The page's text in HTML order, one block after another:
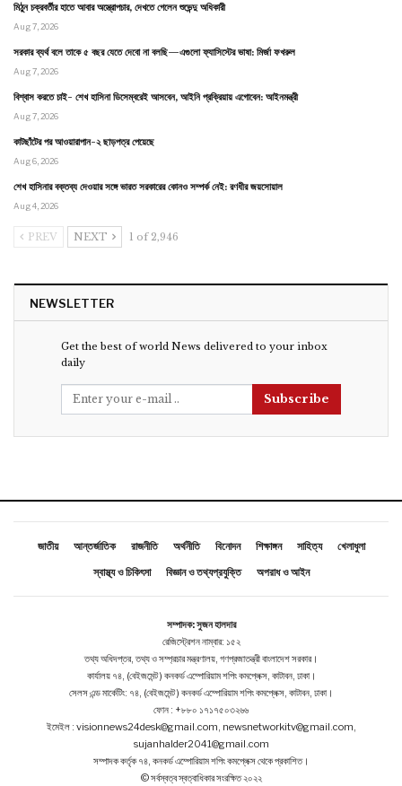
মিঠুন চক্রবর্তীর হাতে আবার অস্ত্রোপচার, দেখতে গেলেন শুভেন্দু অধিকারী
Aug 7, 2026
সরকার ব্যর্থ বলে তাকে ৫ বছর যেতে দেবো না বলছি—এগুলো ফ্যাসিস্টের ভাষা: মির্জা ফখরুল
Aug 7, 2026
বিশ্বাস করতে চাই- শেখ হাসিনা ডিসেম্বরেই আসবেন, আইনি প্রক্রিয়ায় এগোবেন: আইনমন্ত্রী
Aug 7, 2026
কাটছাঁটের পর আওয়ারাপান-২ ছাড়পত্র পেয়েছে
Aug 6, 2026
শেখ হাসিনার বক্তব্য দেওয়ার সঙ্গে ভারত সরকারের কোনও সম্পর্ক নেই: রণধীর জয়সোয়াল
Aug 4, 2026
PREV NEXT 1 of 2,946
NEWSLETTER
Get the best of world News delivered to your inbox
daily
Subscribe
জাতীয় আন্তর্জাতিক রাজনীতি অর্থনীতি বিনোদন শিক্ষাঙ্গন সাহিত্য
খেলাধুলা
স্বাস্থ্য ও চিকিৎসা
বিজ্ঞান ও তথ্যপ্রযুক্তি অপরাধ ও আইন
সম্পাদক: সুজন হালদার
রেজিস্ট্রেশন নাম্বার: ১৫২
তথ্য অধিদপ্তর, তথ্য ও সম্প্রচার মন্ত্রণালয়, গণপ্রজাতন্ত্রী বাংলাদেশ সরকার।
কার্যালয় ৭৪, (বেইজমেন্ট ) কনকর্ড এম্পোরিয়াম শপিং কমপ্লেক্স, কাটাবন, ঢাকা।
সেলস এন্ড মার্কেটিং: ৭৪, (বেইজমেন্ট ) কনকর্ড এম্পোরিয়াম শপিং কমপ্লেক্স, কাটাবন, ঢাকা।
ফোন : +৮৮০ ১৭১৭৫০৩২৬৬
ইমেইল : visionnews24desk@gmail.com, newsnetworkitv@gmail.com,
sujanhalder2041@gmail.com
সম্পাদক কর্তৃক ৭৪, কনকর্ড এম্পোরিয়াম শপিং কমপ্লেক্স থেকে প্রকাশিত।
© সর্বস্বত্ব স্বত্বাধিকার সংরক্ষিত ২০২২